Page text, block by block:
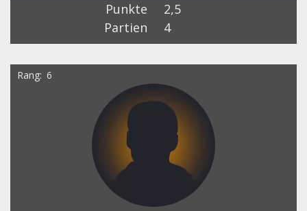
Punkte
2,5
Partien
4
Rang 6